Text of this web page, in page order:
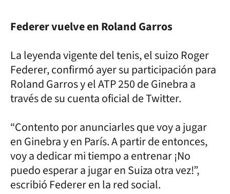
Federer vuelve en Roland Garros
La leyenda vigente del tenis, el suizo Roger
Federer, confirmó ayer su participación para
Roland Garros y el ATP 250 de Ginebra a
través de su cuenta oficial de Twitter.
“Contento por anunciarles que voy a jugar
en Ginebra y en París. A partir de entonces,
voy a dedicar mi tiempo a entrenar ¡No
puedo esperar a jugar en Suiza otra vez!”,
escribió Federer en la red social.